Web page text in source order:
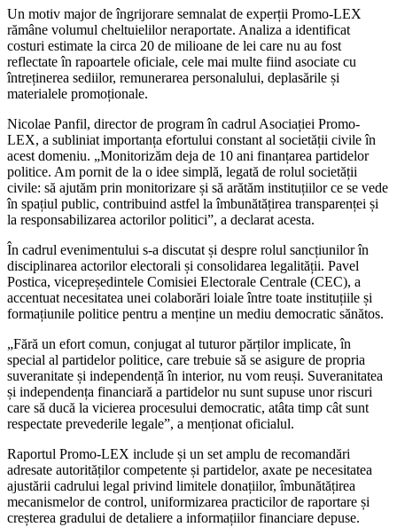
Un motiv major de îngrijorare semnalat de experții Promo-LEX
rămâne volumul cheltuielilor neraportate. Analiza a identificat
costuri estimate la circa 20 de milioane de lei care nu au fost
reflectate în rapoartele oficiale, cele mai multe fiind asociate cu
întreținerea sediilor, remunerarea personalului, deplasările și
materialele promoționale.
Nicolae Panfil, director de program în cadrul Asociației Promo-
LEX, a subliniat importanța efortului constant al societății civile în
acest domeniu. „Monitorizăm deja de 10 ani finanțarea partidelor
politice. Am pornit de la o idee simplă, legată de rolul societății
civile: să ajutăm prin monitorizare și să arătăm instituțiilor ce se vede
în spațiul public, contribuind astfel la îmbunătățirea transparenței și
la responsabilizarea actorilor politici”, a declarat acesta.
În cadrul evenimentului s-a discutat și despre rolul sancțiunilor în
disciplinarea actorilor electorali și consolidarea legalității. Pavel
Postica, vicepreședintele Comisiei Electorale Centrale (CEC), a
accentuat necesitatea unei colaborări loiale între toate instituțiile și
formațiunile politice pentru a menține un mediu democratic sănătos.
„Fără un efort comun, conjugat al tuturor părților implicate, în
special al partidelor politice, care trebuie să se asigure de propria
suveranitate și independență în interior, nu vom reuși. Suveranitatea
și independența financiară a partidelor nu sunt supuse unor riscuri
care să ducă la vicierea procesului democratic, atâta timp cât sunt
respectate prevederile legale”, a menționat oficialul.
Raportul Promo-LEX include și un set amplu de recomandări
adresate autorităților competente și partidelor, axate pe necesitatea
ajustării cadrului legal privind limitele donațiilor, îmbunătățirea
mecanismelor de control, uniformizarea practicilor de raportare și
creșterea gradului de detaliere a informațiilor financiare depuse.